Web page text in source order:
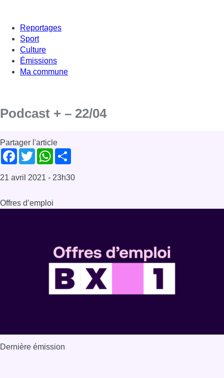
Reportages
Sport
Culture
Émissions
Ma commune
Podcast + – 22/04
Partager l'article
Facebook
TwitterWhatsApp
21 avril 2021 - 23h30
Offres d’emploi
Dernière émission